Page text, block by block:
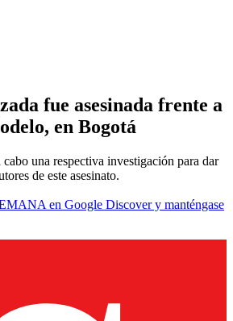
fue asesinada frente a
en Bogotá
una respectiva investigación para dar
de este asesinato.
en Google Discover y manténgase